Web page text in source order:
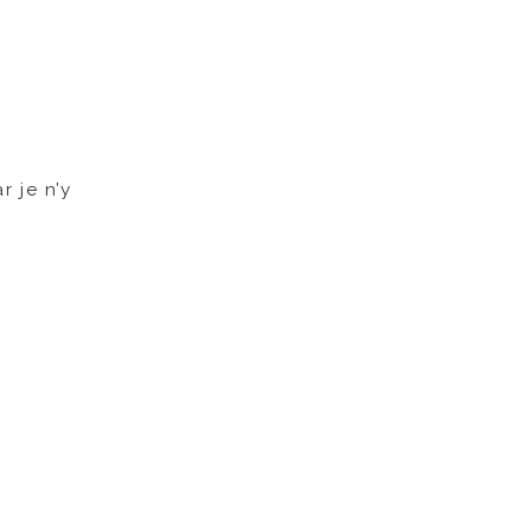
je n’y